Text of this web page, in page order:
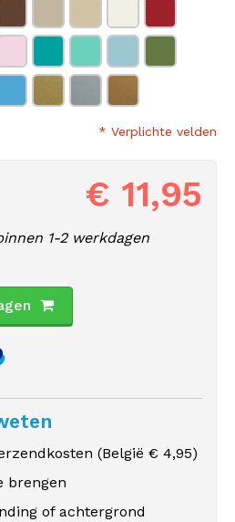
* Verplichte velden
€ 11,95
1-2 werkdagen
(België € 4,95)
brengen
of achtergrond